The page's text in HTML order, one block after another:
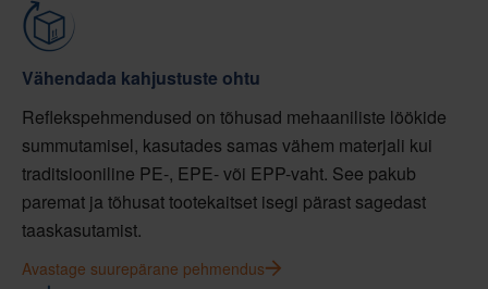
Vähendada kahjustuste ohtu
Reflekspehmendused on tõhusad mehaaniliste löökide
summutamisel, kasutades samas vähem materjali kui
traditsiooniline PE-, EPE- või EPP-vaht. See pakub
paremat ja tõhusat tootekaitset isegi pärast sagedast
taaskasutamist.
Avastage suurepärane pehmendus